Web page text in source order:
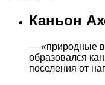
Каньон
— «природные
образовался
поселения от